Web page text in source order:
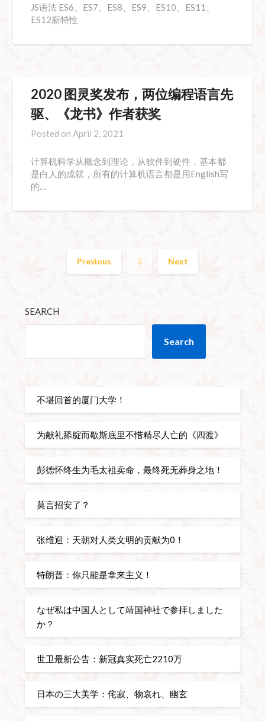
JS语法 ES6、ES7、ES8、ES9、ES10、ES11、
ES12新特性
2020 图灵奖发布，两位编程语言先
驱、《龙书》作者获奖
Posted onApril 2, 2021
计算机科学从概念到理论，从软件到硬件，基本都
是白人的成就，所有的计算机语言都是用English写
的…
Previous 3 Next
SEARCH
Search
不堪回首的厦门大学！
为献礼舔腚而歇斯底里不惜精尽人亡的《四渡》
彭德怀终生为毛太祖卖命，最终死无葬身之地！
莫言招安了？
张维迎：天朝对人类文明的贡献为0！
特朗普：你只能是拿来主义！
なぜ私は中国人として靖国神社で参拝しました
か？
世卫最新公告：新冠真实死亡2210万
日本の三大美学：侘寂、物哀れ、幽玄